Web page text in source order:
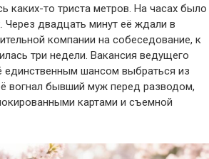
каких-то триста метров. На часах было
Через двадцать минут её ждали в
компании на собеседование, к
три недели. Вакансия ведущего
единственным шансом выбраться из
вогнал бывший муж перед разводом,
картами и съемной